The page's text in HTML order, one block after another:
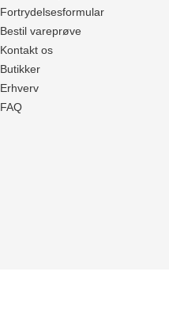
Fortrydelsesformular
Bestil vareprøve
Kontakt os
Butikker
Erhverv
FAQ